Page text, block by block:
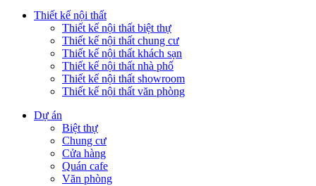
Thiết kế nội thất
Thiết kế nội thất biệt thự
Thiết kế nội thất chung cư
Thiết kế nội thất khách sạn
Thiết kế nội thất nhà phố
Thiết kế nội thất showroom
Thiết kế nội thất văn phòng
Dự án
Biệt thự
Chung cư
Cửa hàng
Quán cafe
Văn phòng